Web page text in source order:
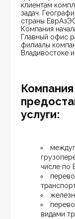
клиентам
задач.
страны
Компания
Главный офис
филиалы
Владивостоке
услуги:
числе по
видами